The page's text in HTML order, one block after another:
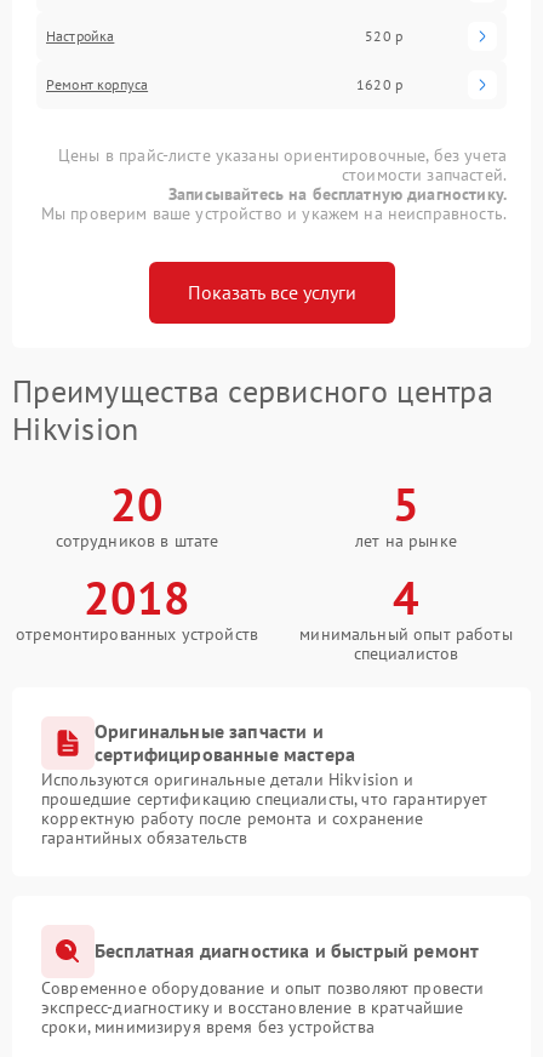
Настройка 520 р
Ремонт корпуса 1620 р
Цены в прайс-листе указаны ориентировочные, без учета
стоимости запчастей.
Записывайтесь на бесплатную диагностику.
Мы проверим ваше устройство и укажем на неисправность.
Показать все услуги
Преимущества сервисного центра
Hikvision
20
сотрудников в штате
5
лет на рынке
2018
отремонтированных устройств
4
минимальный опыт работы
специалистов
Оригинальные запчасти и
сертифицированные мастера
Используются оригинальные детали Hikvision и
прошедшие сертификацию специалисты, что гарантирует
корректную работу после ремонта и сохранение
гарантийных обязательств
Бесплатная диагностика и быстрый ремонт
Современное оборудование и опыт позволяют провести
экспресс-диагностику и восстановление в кратчайшие
сроки, минимизируя время без устройства